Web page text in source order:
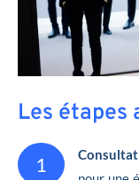
Les étapes
1